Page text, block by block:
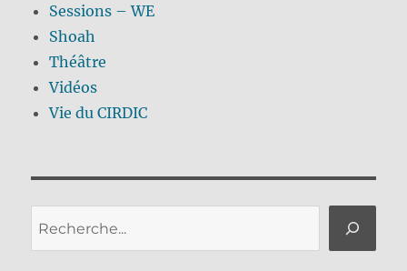
Sessions – WE
Shoah
Théâtre
Vidéos
Vie du CIRDIC